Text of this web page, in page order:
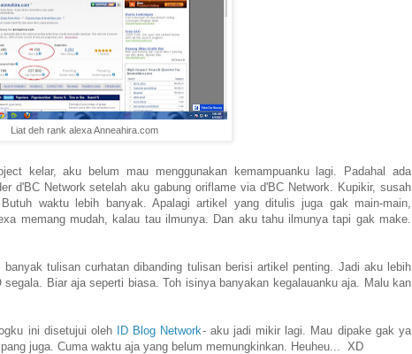
Liat deh rank alexa Anneahira.com
kelar, aku belum mau menggunakan kemampuanku lagi. Padahal ada
d'BC Network setelah aku gabung oriflame via d'BC Network. Kupikir, susah
waktu lebih banyak. Apalagi artikel yang ditulis juga gak main-main,
memang mudah, kalau tau ilmunya. Dan aku tahu ilmunya tapi gak make.
tulisan curhatan dibanding tulisan berisi artikel penting. Jadi aku lebih
Biar aja seperti biasa. Toh isinya banyakan kegalauanku aja. Malu kan
ini disetujui oleh ID Blog Network- aku jadi mikir lagi. Mau dipake gak ya
juga. Cuma waktu aja yang belum memungkinkan. Heuheu... XD